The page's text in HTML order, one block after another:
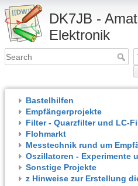
DK7JB -
Elektronik
Bastelhilfen
Empfängerprojekte
Filter - Quarzfilter und LC-
Flohmarkt
Messtechnik rund um
Oszillatoren - Experimente
Sonstige Projekte
z Hinweise zur Erstellung